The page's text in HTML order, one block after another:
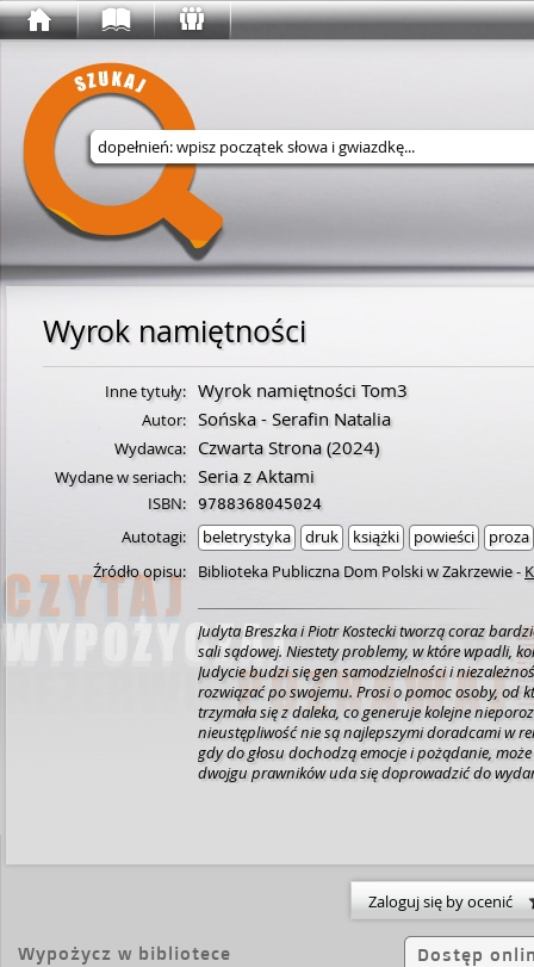
Wyszukaj w serwisie
Wyrok namiętności
Inne tytuły: Wyrok namiętności Tom3
Autor: Sońska - Serafin Natalia
Wydawca: Czwarta Strona(2024)
Wydane w seriach: Seria z Aktami
ISBN: 9788368045024
Autotagi: beletrystyka druk książki powieści
proza
Źródło opisu:
Biblioteka Publiczna Dom Polski w Zakrzewie-
Judyta Breszka i Piotr Kostecki tworzą coraz
sali sądowej. Niestety problemy, w które wpadli,
Judycie budzi się gen samodzielności i
rozwiązać po swojemu. Prosi o pomoc osoby, od
trzymała się z daleka, co generuje kolejne
nieustępliwość nie są najlepszymi doradcami w
gdy do głosu dochodzą emocje i pożądanie,
dwojgu prawników uda się doprowadzić do
Zaloguj się by ocenić
Wypożycz w bibliotece Dostęp